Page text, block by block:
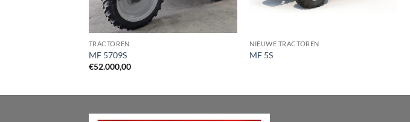
TRACTOREN
MF 5709S
€52.000,00
NIEUWE TRACTOREN
MF 5S